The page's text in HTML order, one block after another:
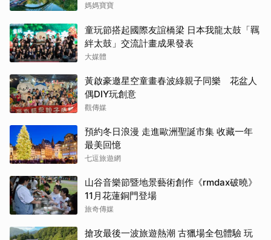
媽媽寶寶
童玩節搭起國際友誼橋梁 日本我龍太鼓「羈
絆太鼓」交流計畫成果發表
大媒體
黃啟豪邀星空童畫春波綠親子同樂 花盆人
偶DIY玩創意
觀傳媒
預約冬日浪漫 走進歐洲聖誕市集 收藏一年
最美回憶
七逗旅遊網
山谷音樂節暨地景藝術創作《rmdax破曉》
11月花蓮銅門登場
旅奇傳媒
搶攻最後一波旅遊熱潮 古獵場全包體驗 玩